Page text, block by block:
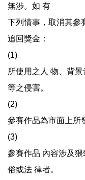
無涉。如 有
下列情事，取消其參
追回獎金：
(1)
所使用之人 物、背
等之侵害。
(2)
參賽作品為市面上所
(3)
參賽作品 內容涉及
俗或法 律者。